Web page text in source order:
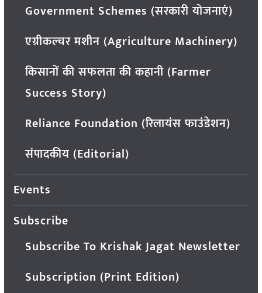
Government Schemes (सरकारी योजनाएं)
एग्रीकल्चर मशीन (Agriculture Machinery)
किसानों की सफलता की कहानी (Farmer
Success Story)
Reliance Foundation (रिलायंस फाउंडेशन)
संपादकीय (Editorial)
Events
Subscribe
Subscribe To Krishak Jagat Newsletter
Subscription (Print Edition)